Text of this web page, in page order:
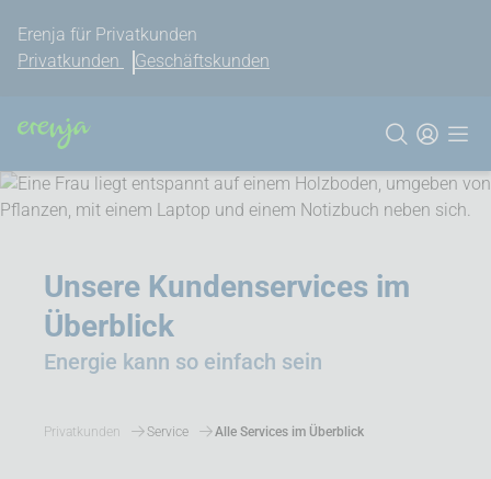
Erenja für Privatkunden
Privatkunden
Geschäftskunden
Unsere Kundenservices im
Überblick
Energie kann so einfach sein
Privatkunden Service Alle Services im Überblick